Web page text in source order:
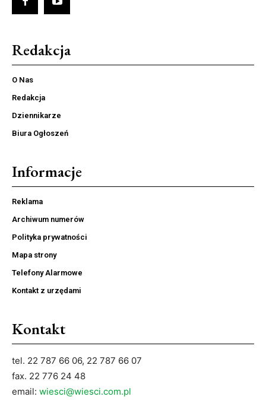
Redakcja
O Nas
Redakcja
Dziennikarze
Biura Ogłoszeń
Informacje
Reklama
Archiwum numerów
Polityka prywatności
Mapa strony
Telefony Alarmowe
Kontakt z urzędami
Kontakt
tel. 22 787 66 06, 22 787 66 07
fax. 22 776 24 48
email: wiesci@wiesci.com.pl